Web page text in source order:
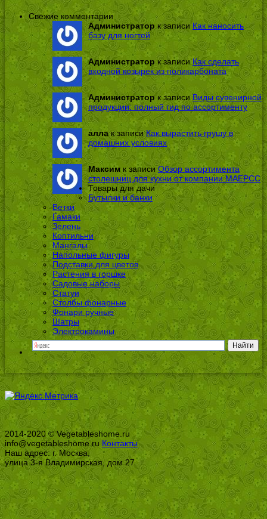
Свежие комментарии
Администраторк записиКак наносить
базу для ногтей
Администратор к записиКак сделать
входной козырек из поликарбоната
Администраторк записиВиды сувенирной
продукции: полный гид по ассортименту
аллак записиКак вырастить грушу в
домашних условиях
Максимк записиОбзор ассортимента
столешниц для кухни от компании МАЕРСС
Товары для дачи
Бутылки и банки
Ветки
Гамаки
Зелень
Коптильни
Мангалы
Напольные фигуры
Подставки для цветов
Растения в горшке
Садовые наборы
Статуи
Столбы фонарные
Фонари ручные
Шатры
Электрокамины
2014-2020 © Vegetableshome.ru
info@vegetableshome.ru Контакты
Наш адрес: г. Москва,
улица 3-я Владимирская, дом 27